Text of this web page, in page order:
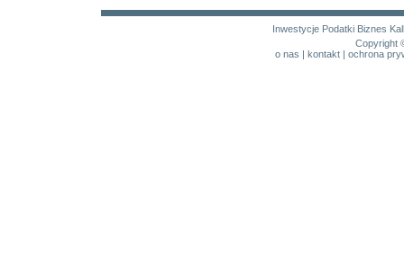
Inwestycje Podatki Biznes
Copyright
o nas | kontakt| ochrona